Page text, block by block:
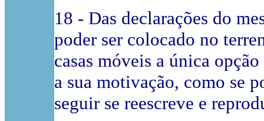
18 - Das declarações do
poder ser colocado no
casas móveis a única
a sua motivação, como se
seguir se reescreve e